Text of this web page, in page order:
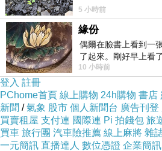
5 小時前
緣份
偶爾在臉書上看到一
了起來。剛好早上看
的貼文，在回顧年輕
10 小時前
登入 註冊
PChome首頁 線上購物 24h購物 書店
新聞 /氣象 股市 個人新聞台 廣告刊登
買賣租屋 支付連 國際連 Pi 拍錢包 旅
買車 旅行團 汽車險推薦 線上麻將 雜
一元簡訊 直播達人 數位憑證 企業簡訊